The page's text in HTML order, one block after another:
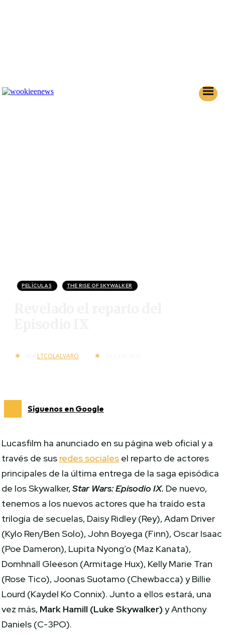
PELÍCULAS THE RISE OF SKYWALKER
LTCOLALVARO
Síguenos en Google
Lucasfilm ha anunciado en su página web oficial y a
través de sus redes sociales el reparto de actores
principales de la última entrega de la saga episódica
de los Skywalker,Star Wars: Episodio IX. De nuevo,
tenemos a los nuevos actores que ha traído esta
trilogía de secuelas, Daisy Ridley (Rey), Adam Driver
(Kylo Ren/Ben Solo), John Boyega (Finn), Oscar Isaac
(Poe Dameron), Lupita Nyong’o (Maz Kanata),
Domhnall Gleeson (Armitage Hux​), Kelly Marie Tran
(Rose Tico), Joonas Suotamo (Chewbacca) y Billie
Lourd (Kaydel Ko Connix). Junto a ellos estará, una
vez más, Mark Hamill (Luke Skywalker) y Anthony
Daniels (C-3PO).